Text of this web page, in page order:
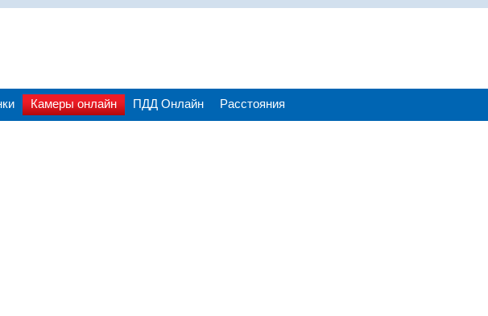
Камеры онлайн ПДД Онлайн Расстояния